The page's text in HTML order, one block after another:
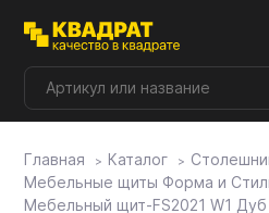
Плитные материалы
Главная Каталог
Мебельные щиты Форма и
Мебельный щит-FS2021 W1